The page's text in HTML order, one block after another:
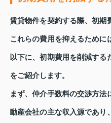
賃貸物件を契約する際、初期
これらの費用を抑えるために
以下に、初期費用を削減す
をご紹介します。
まず、仲介手数料の交渉方
動産会社の主な収入源であり